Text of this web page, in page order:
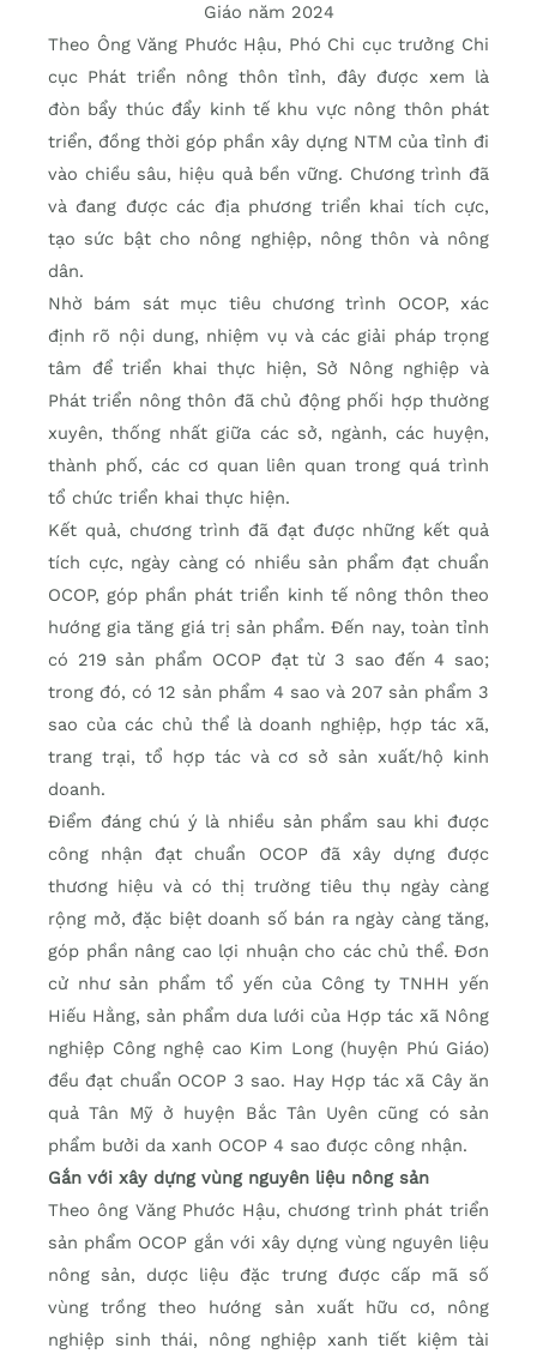
Giáo năm 2024
Theo Ông Văng Phước Hậu, Phó Chi cục trưởng Chi
cục Phát triển nông thôn tỉnh, đây được xem là
đòn bẩy thúc đẩy kinh tế khu vực nông thôn phát
triển, đồng thời góp phần xây dựng NTM của tỉnh đi
vào chiều sâu, hiệu quả bền vững. Chương trình đã
và đang được các địa phương triển khai tích cực,
tạo sức bật cho nông nghiệp, nông thôn và nông
dân.
Nhờ bám sát mục tiêu chương trình OCOP, xác
định rõ nội dung, nhiệm vụ và các giải pháp trọng
tâm để triển khai thực hiện, Sở Nông nghiệp và
Phát triển nông thôn đã chủ động phối hợp thường
xuyên, thống nhất giữa các sở, ngành, các huyện,
thành phố, các cơ quan liên quan trong quá trình
tổ chức triển khai thực hiện.
Kết quả, chương trình đã đạt được những kết quả
tích cực, ngày càng có nhiều sản phẩm đạt chuẩn
OCOP, góp phần phát triển kinh tế nông thôn theo
hướng gia tăng giá trị sản phẩm. Đến nay, toàn tỉnh
có 219 sản phẩm OCOP đạt từ 3 sao đến 4 sao;
trong đó, có 12 sản phẩm 4 sao và 207 sản phẩm 3
sao của các chủ thể là doanh nghiệp, hợp tác xã,
trang trại, tổ hợp tác và cơ sở sản xuất/hộ kinh
doanh.
Điểm đáng chú ý là nhiều sản phẩm sau khi được
công nhận đạt chuẩn OCOP đã xây dựng được
thương hiệu và có thị trường tiêu thụ ngày càng
rộng mở, đặc biệt doanh số bán ra ngày càng tăng,
góp phần nâng cao lợi nhuận cho các chủ thể. Đơn
cử như sản phẩm tổ yến của Công ty TNHH yến
Hiếu Hằng, sản phẩm dưa lưới của Hợp tác xã Nông
nghiệp Công nghệ cao Kim Long (huyện Phú Giáo)
đều đạt chuẩn OCOP 3 sao. Hay Hợp tác xã Cây ăn
quả Tân Mỹ ở huyện Bắc Tân Uyên cũng có sản
phẩm bưởi da xanh OCOP 4 sao được công nhận.
Gắn với xây dựng vùng nguyên liệu nông sản
Theo ông Văng Phước Hậu, chương trình phát triển
sản phẩm OCOP gắn với xây dựng vùng nguyên liệu
nông sản, dược liệu đặc trưng được cấp mã số
vùng trồng theo hướng sản xuất hữu cơ, nông
nghiệp sinh thái, nông nghiệp xanh tiết kiệm tài